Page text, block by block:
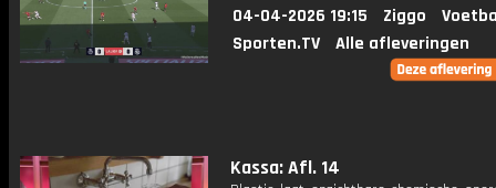
04-04-2026 19:15 Ziggo
Sporten.TV
Alle afleveringen
Kassa: Afl. 14